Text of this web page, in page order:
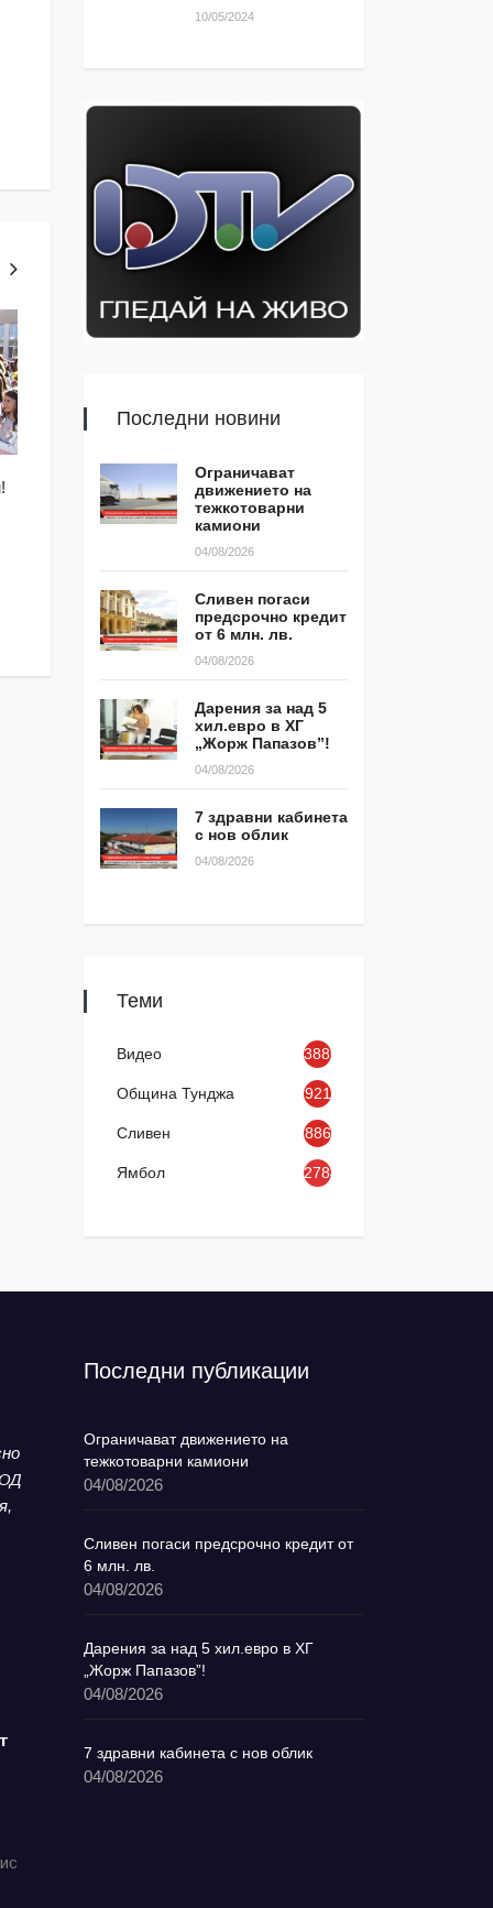
ТЕМА ЗА КОМЕНТАР
Трета седмици в ямболския
квартал КОС контейнерите са
10/05/2024
Последни новини
Ограничават
движението на
тежкотоварни
камиони
04/08/2026
Сливен погаси
предсрочно кредит
от 6 млн. лв.
04/08/2026
Дарения за над 5
хил.евро в ХГ
„Жорж Папазов”!
04/08/2026
7 здравни кабинета
с нов облик
04/08/2026
Теми
Видео 3886
Община Тунджа 921
Сливен 886
Ямбол 2784
Последни публикации
Ограничават движението на
тежкотоварни камиони
04/08/2026
Сливен погаси предсрочно кредит от
6 млн. лв.
04/08/2026
Дарения за над 5 хил.евро в ХГ
„Жорж Папазов”!
04/08/2026
7 здравни кабинета с нов облик
04/08/2026